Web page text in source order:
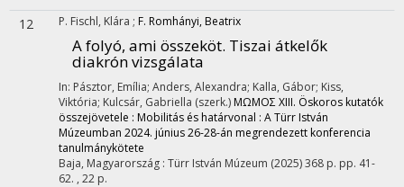
12 P. Fischl, Klára ; F. Romhányi, Beatrix
A folyó, ami összeköt. Tiszai átkelők
diakrón vizsgálata
In: Pásztor, Emília; Anders, Alexandra; Kalla, Gábor; Kiss,
Viktória; Kulcsár, Gabriella (szerk.) MΩMOΣ XIII. Öskoros kutatók
összejövetele : Mobilitás és határvonal : A Türr István
Múzeumban 2024. június 26-28-án megrendezett konferencia
tanulmánykötete
Baja, Magyarország : Türr István Múzeum (2025)368 p. pp. 41-
62. , 22 p.